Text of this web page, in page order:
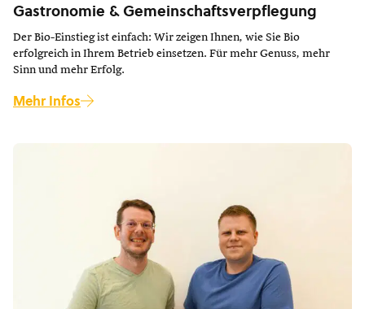
Gastronomie & Gemeinschaftsverpflegung
Der Bio-Einstieg ist einfach: Wir zeigen Ihnen, wie Sie Bio
erfolgreich in Ihrem Betrieb einsetzen. Für mehr Genuss, mehr
Sinn und mehr Erfolg.
Mehr Infos